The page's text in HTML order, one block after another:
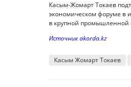
Касым-Жомарт Токаев
экономическом форуме в
в крупной промышленной
Источник akorda.kz
Касым Жомарт Токаев